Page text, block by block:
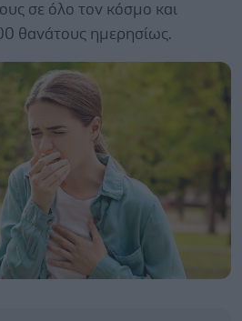
σε όλο τον κόσμο και
θανάτους ημερησίως.